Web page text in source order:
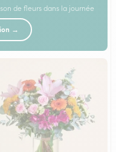
de fleurs dans la journée
→